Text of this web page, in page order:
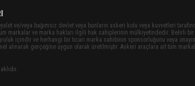
ve/veya bağımsız devlet veya bunların askeri kolu veya kuvvetleri
markalar ve marka hakları ilgili hak sahiplerinin mülkiyetindedir. Belirli
içindir ve herhangi bir ticari marka sahibinin sponsorluğunu veya
alınarak gerçeğine uygun olarak üretilmiştir. Askeri araçlara ait tüm